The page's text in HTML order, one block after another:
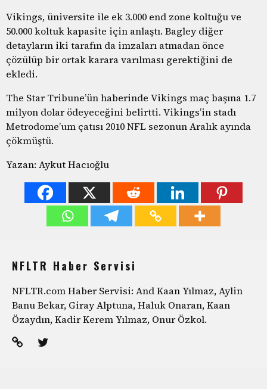
Vikings, üniversite ile ek 3.000 end zone koltuğu ve
50.000 koltuk kapasite için anlaştı. Bagley diğer
detayların iki tarafın da imzaları atmadan önce
çözülüp bir ortak karara varılması gerektiğini de
ekledi.
The Star Tribune’ün haberinde Vikings maç başına 1.7
milyon dolar ödeyeceğini belirtti. Vikings’in stadı
Metrodome’um çatısı 2010 NFL sezonun Aralık ayında
çökmüştü.
Yazan: Aykut Hacıoğlu
NFLTR Haber Servisi
NFLTR.com Haber Servisi: And Kaan Yılmaz, Aylin
Banu Bekar, Giray Alptuna, Haluk Onaran, Kaan
Özaydın, Kadir Kerem Yılmaz, Onur Özkol.